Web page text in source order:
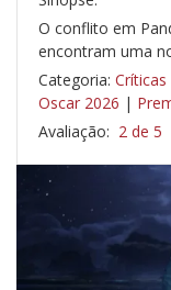
O conflito em
encontram uma
Categoria: Críticas
Oscar 2026 |
Avaliação: 2 de 5